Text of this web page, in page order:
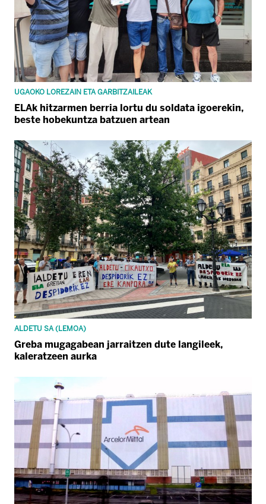
UGAOKO LOREZAIN ETA GARBITZAILEAK
ELAk hitzarmen berria lortu du soldata igoerekin,
beste hobekuntza batzuen artean
ALDETU SA (LEMOA)
Greba mugagabean jarraitzen dute langileek,
kaleratzeen aurka